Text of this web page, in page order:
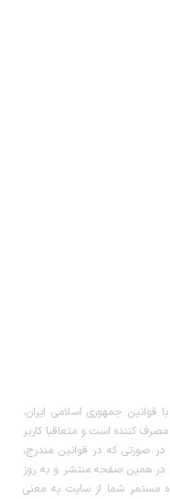
قوانین جمهوری اسلامی ایران،
کننده است و متعاقبا کاربر
صورتی که در قوانین مندرج،
در همین صفحه منتشر و به روز
مستمر شما از سایت به معنی